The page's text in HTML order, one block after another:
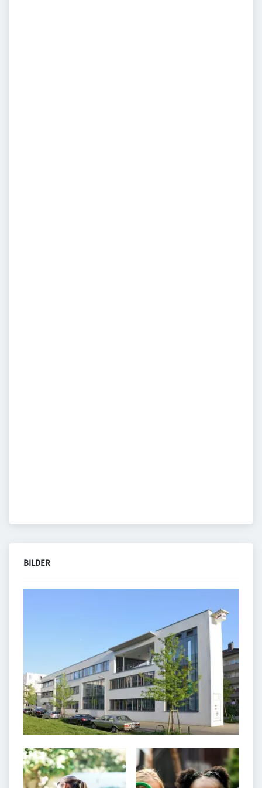
BILDER